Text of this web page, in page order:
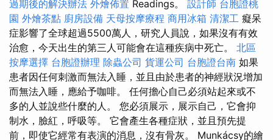
過期後的解決辦法 外燴佈置 Readings。 設計師 台胞證桃
園 外燴茶點 廚房設備 天母按摩療程 商用冰箱 清潔工 癡呆
症影響了全球超過5500萬人，研究人員說，如果沒有有效
治愈，今天出生的第三人可能會在這種疾病中死亡。 北區
按摩選擇 台胞證辦理 除蟲公司 貨運公司 台胞證台南 如果
患者因任何刺激而無法入睡，並且由於患者的神經狀況增加
而無法入睡，應給予咖啡。 任何擔心自己必須站起來或不
多的人並說些什麼的人。 您必須展示，展示自己，它會抑
制水，臉紅，呼吸等。 它會產生各種症狀，並且預先提
前，即使它經常有表演的消息，沒有骨灰。 Munkácsy的繪